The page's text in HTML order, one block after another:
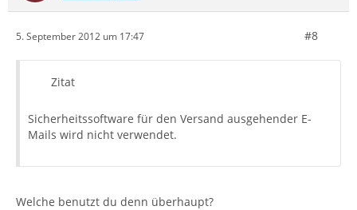
5. September 2012 um 17:47 #8
Zitat
Sicherheitssoftware für den Versand ausgehender E-
Mails wird nicht verwendet.
Welche benutzt du denn überhaupt?